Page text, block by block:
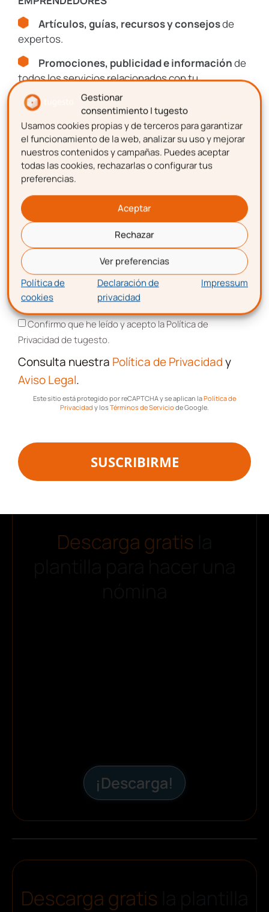
Gestionar
consentimiento | tugesto
Usamos cookies propias y de terceros para garantizar
el funcionamiento de la web, analizar su uso y mejorar
nuestros contenidos y campañas. Puedes aceptar
todas las cookies, rechazarlas o configurar tus
preferencias.
Aceptar
Rechazar
Ver preferencias
Política de
cookies
Declaración de
privacidad
Impressum
emprendimiento.
Nombre
Apellidos
Correo electrónico
Aceptación de términos y
Confirmo que he leído y acepto la Política de
Privacidad de tugesto.
Consulta nuestraPolítica de Privacidad
yAviso Legal.
Este sitio está protegido por reCAPTCHA y se aplican laPolítica de
Privacidad y los
Descarga gratis
¡Descarga!
Descarga gratis
Artículos, guías, recursos y consejosde
expertos.
Promociones, publicidad e informaciónde
todos los servicios relacionados con tu
emprendimiento.
Nombre
Apellidos
Correo electrónico
Aceptación de términos y condiciones
Confirmo que he leído y acepto la Política de
Privacidad de tugesto.
Consulta nuestra Política de Privacidady
Aviso Legal.
Este sitio está protegido por reCAPTCHA y se aplican laPolítica de
Privacidad y losTérminos de Servicio de Google.
SUSCRIBIRME